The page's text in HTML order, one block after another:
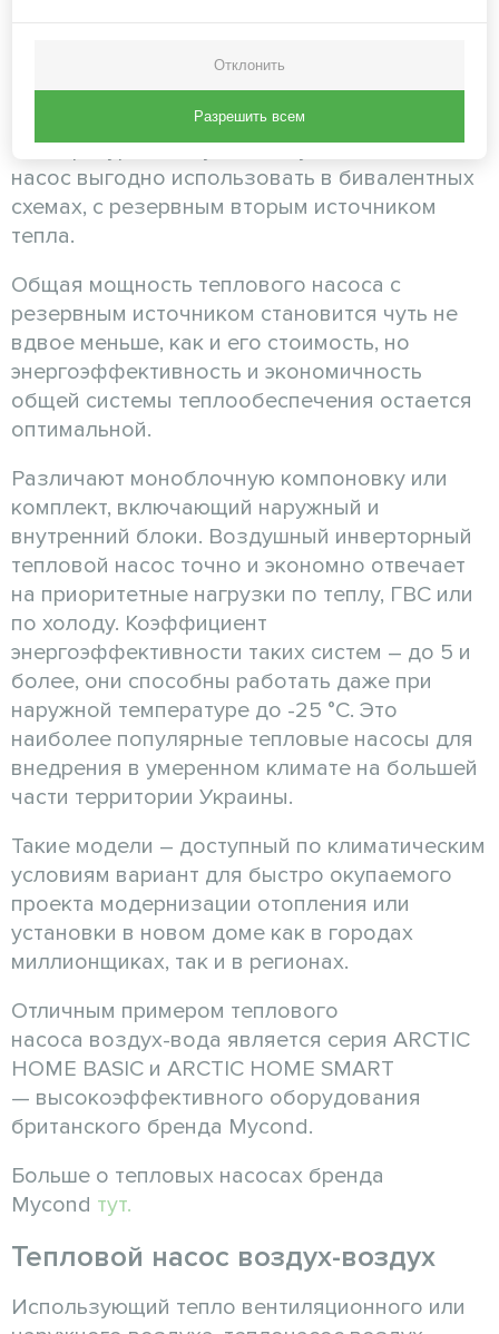
и быстро окупается при внедрении в новом
доме. Поскольку его тепловая
производительность зависит от наружной
температуры воздуха, воздушный тепловой
насос выгодно использовать в бивалентных
схемах, с резервным вторым источником
тепла.
Общая мощность теплового насоса с
резервным источником становится чуть не
вдвое меньше, как и его стоимость, но
энергоэффективность и экономичность
общей системы теплообеспечения остается
оптимальной.
Различают моноблочную компоновку или
комплект, включающий наружный и
внутренний блоки. Воздушный инверторный
тепловой насос точно и экономно отвечает
на приоритетные нагрузки по теплу, ГВС или
по холоду. Коэффициент
энергоэффективности таких систем – до 5 и
более, они способны работать даже при
наружной температуре до -25 °C. Это
наиболее популярные тепловые насосы для
внедрения в умеренном климате на большей
части территории Украины.
Такие модели – доступный по климатическим
условиям вариант для быстро окупаемого
проекта модернизации отопления или
установки в новом доме как в городах
миллионщиках, так и в регионах.
Отличным примером теплового
насоса воздух-вода является серия ARCTIC
HOME BASIC и ARCTIC HOME SMART
— высокоэффективного оборудования
британского бренда Mycond.
Больше о тепловых насосах бренда
Mycond тут.
Тепловой насос воздух-воздух
Использующий тепло вентиляционного или
Отклонить
Разрешить всем